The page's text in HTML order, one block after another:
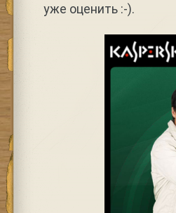
уже оценить :-).